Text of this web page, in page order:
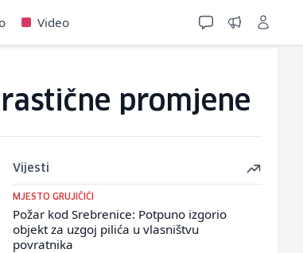
Video
promjene
Vijesti
MJESTO GRUJIČIĆI
Požar kod Srebrenice: Potpuno izgorio
objekt za uzgoj pilića u vlasništvu
povratnika